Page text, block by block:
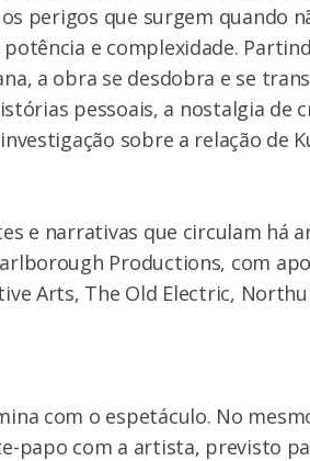
perigos que surgem quando
e complexidade.
a obra se desdobra e se
pessoais, a nostalgia de
sobre a relação de
e narrativas que circulam há
Productions, com
Arts, The Old Electric,
com o espetáculo. No
papo com a artista, previsto